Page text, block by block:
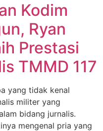
Kodim
Ryan
Prestasi
TMMD 117
yang tidak kenal
militer yang
bidang jurnalis.
mengenal pria yang